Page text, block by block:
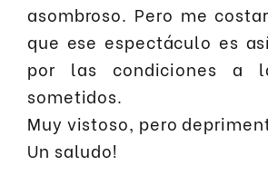
asombroso. Pero me
que ese espectáculo es
por las condiciones a
sometidos.
Muy vistoso, pero
Un saludo!